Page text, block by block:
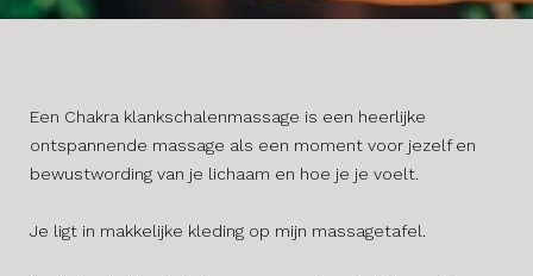
Een Chakra klankschalenmassage is een heerlijke
ontspannende massage als een moment voor jezelf en
bewustwording van je lichaam en hoe je je voelt.
Je ligt in makkelijke kleding op mijn massagetafel.